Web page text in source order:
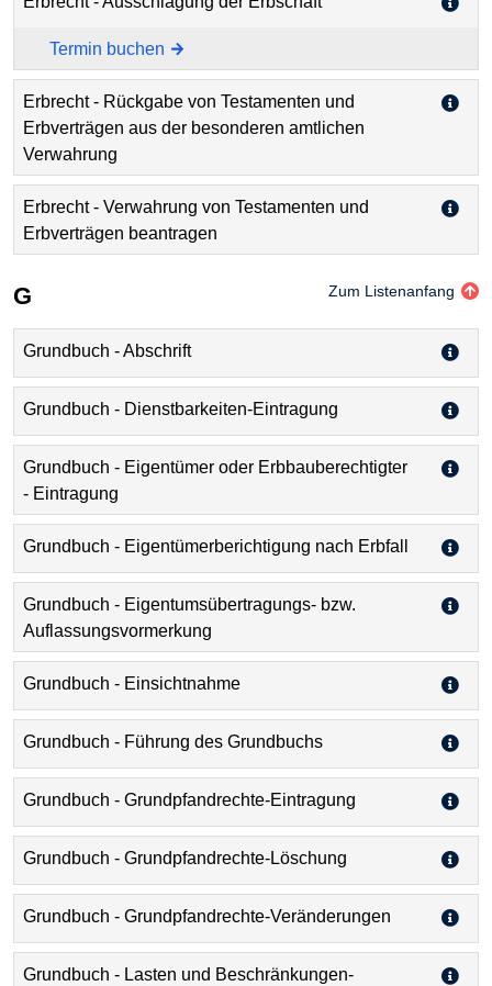
Termin buchen
Erbrecht - Rückgabe von Testamenten und
Erbverträgen aus der besonderen amtlichen
Verwahrung
Erbrecht - Verwahrung von Testamenten und
Erbverträgen beantragen
G Zum Listenanfang
Grundbuch - Abschrift
Grundbuch - Dienstbarkeiten-Eintragung
Grundbuch - Eigentümer oder Erbbauberechtigter
- Eintragung
Grundbuch - Eigentümerberichtigung nach Erbfall
Grundbuch - Eigentumsübertragungs- bzw.
Auflassungsvormerkung
Grundbuch - Einsichtnahme
Grundbuch - Führung des Grundbuchs
Grundbuch - Grundpfandrechte-Eintragung
Grundbuch - Grundpfandrechte-Löschung
Grundbuch - Grundpfandrechte-Veränderungen
Grundbuch - Lasten und Beschränkungen-